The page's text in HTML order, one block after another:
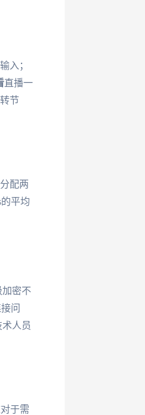
入；
直播一
节
配两
平均
密不
问
人员
于需